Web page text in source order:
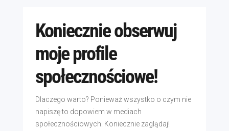
Koniecznie obserwuj
moje profile
społecznościowe!
Dlaczego warto? Ponieważ wszystko o czym nie
napiszę to dopowiem w mediach
społecznościowych. Koniecznie zaglądaj!